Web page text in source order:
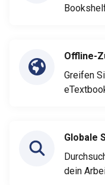
Offline-
Greifen
Globale
dein